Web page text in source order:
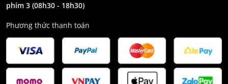
phím 3 (08h30 - 18h30)
Phương thức thanh toán